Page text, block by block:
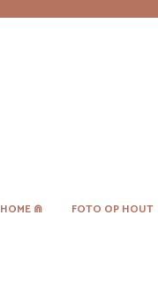
HOME ⋒ FOTO OP HOUT